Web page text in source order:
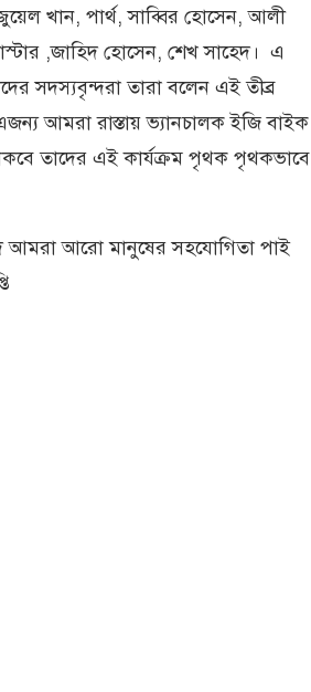
খান, পার্থ, সাব্বির হোসেন, আলী
,জাহিদ হোসেন, শেখ সাহেদ। এ
সদস্যবৃন্দরা তারা বলেন এই তীব্র
আমরা রাস্তায় ভ্যানচালক ইজি বাইক
তাদের এই কার্যক্রম পৃথক পৃথকভাবে
আমরা আরো মানুষের সহযোগিতা পাই